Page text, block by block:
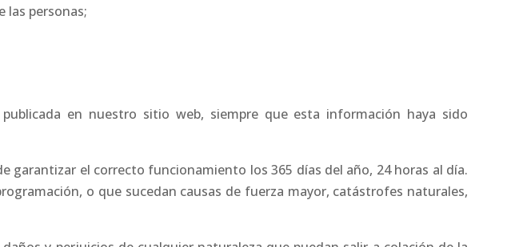
las personas;
en nuestro sitio web, siempre que esta información haya sido
garantizar el correcto funcionamiento los 365 días del año, 24 horas al día.
o que sucedan causas de fuerza mayor, catástrofes naturales,